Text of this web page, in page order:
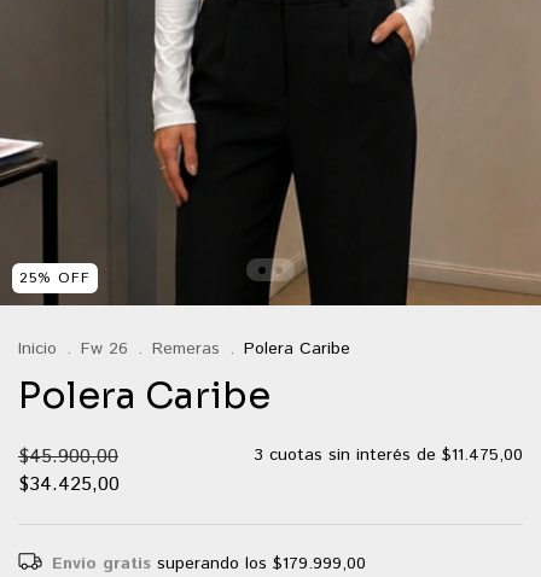
25% OFF
Inicio . Fw 26 . Remeras . Polera Caribe
Polera Caribe
$45.900,00
$34.425,00
3 cuotas sin interés de $11.475,00
Envío gratis superando los $179.999,00